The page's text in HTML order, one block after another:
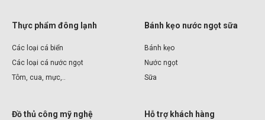
Thực phẩm đông lạnh
Các loại cá biển
Các loại cá nước ngọt
Tôm, cua, mực,..
Đồ thủ công mỹ nghệ
Bánh kẹo nước ngọt sữa
Bánh kẹo
Nước ngọt
Sữa
Hỗ trợ khách hàng